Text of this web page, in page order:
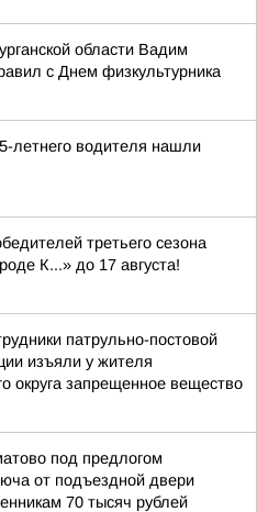
области Вадим
с Днем физкультурника
летнего водителя нашли
третьего сезона
К...» до 17 августа!
патрульно-постовой
изъяли у жителя
округа запрещенное вещество
под предлогом
от подъездной двери
70 тысяч рублей